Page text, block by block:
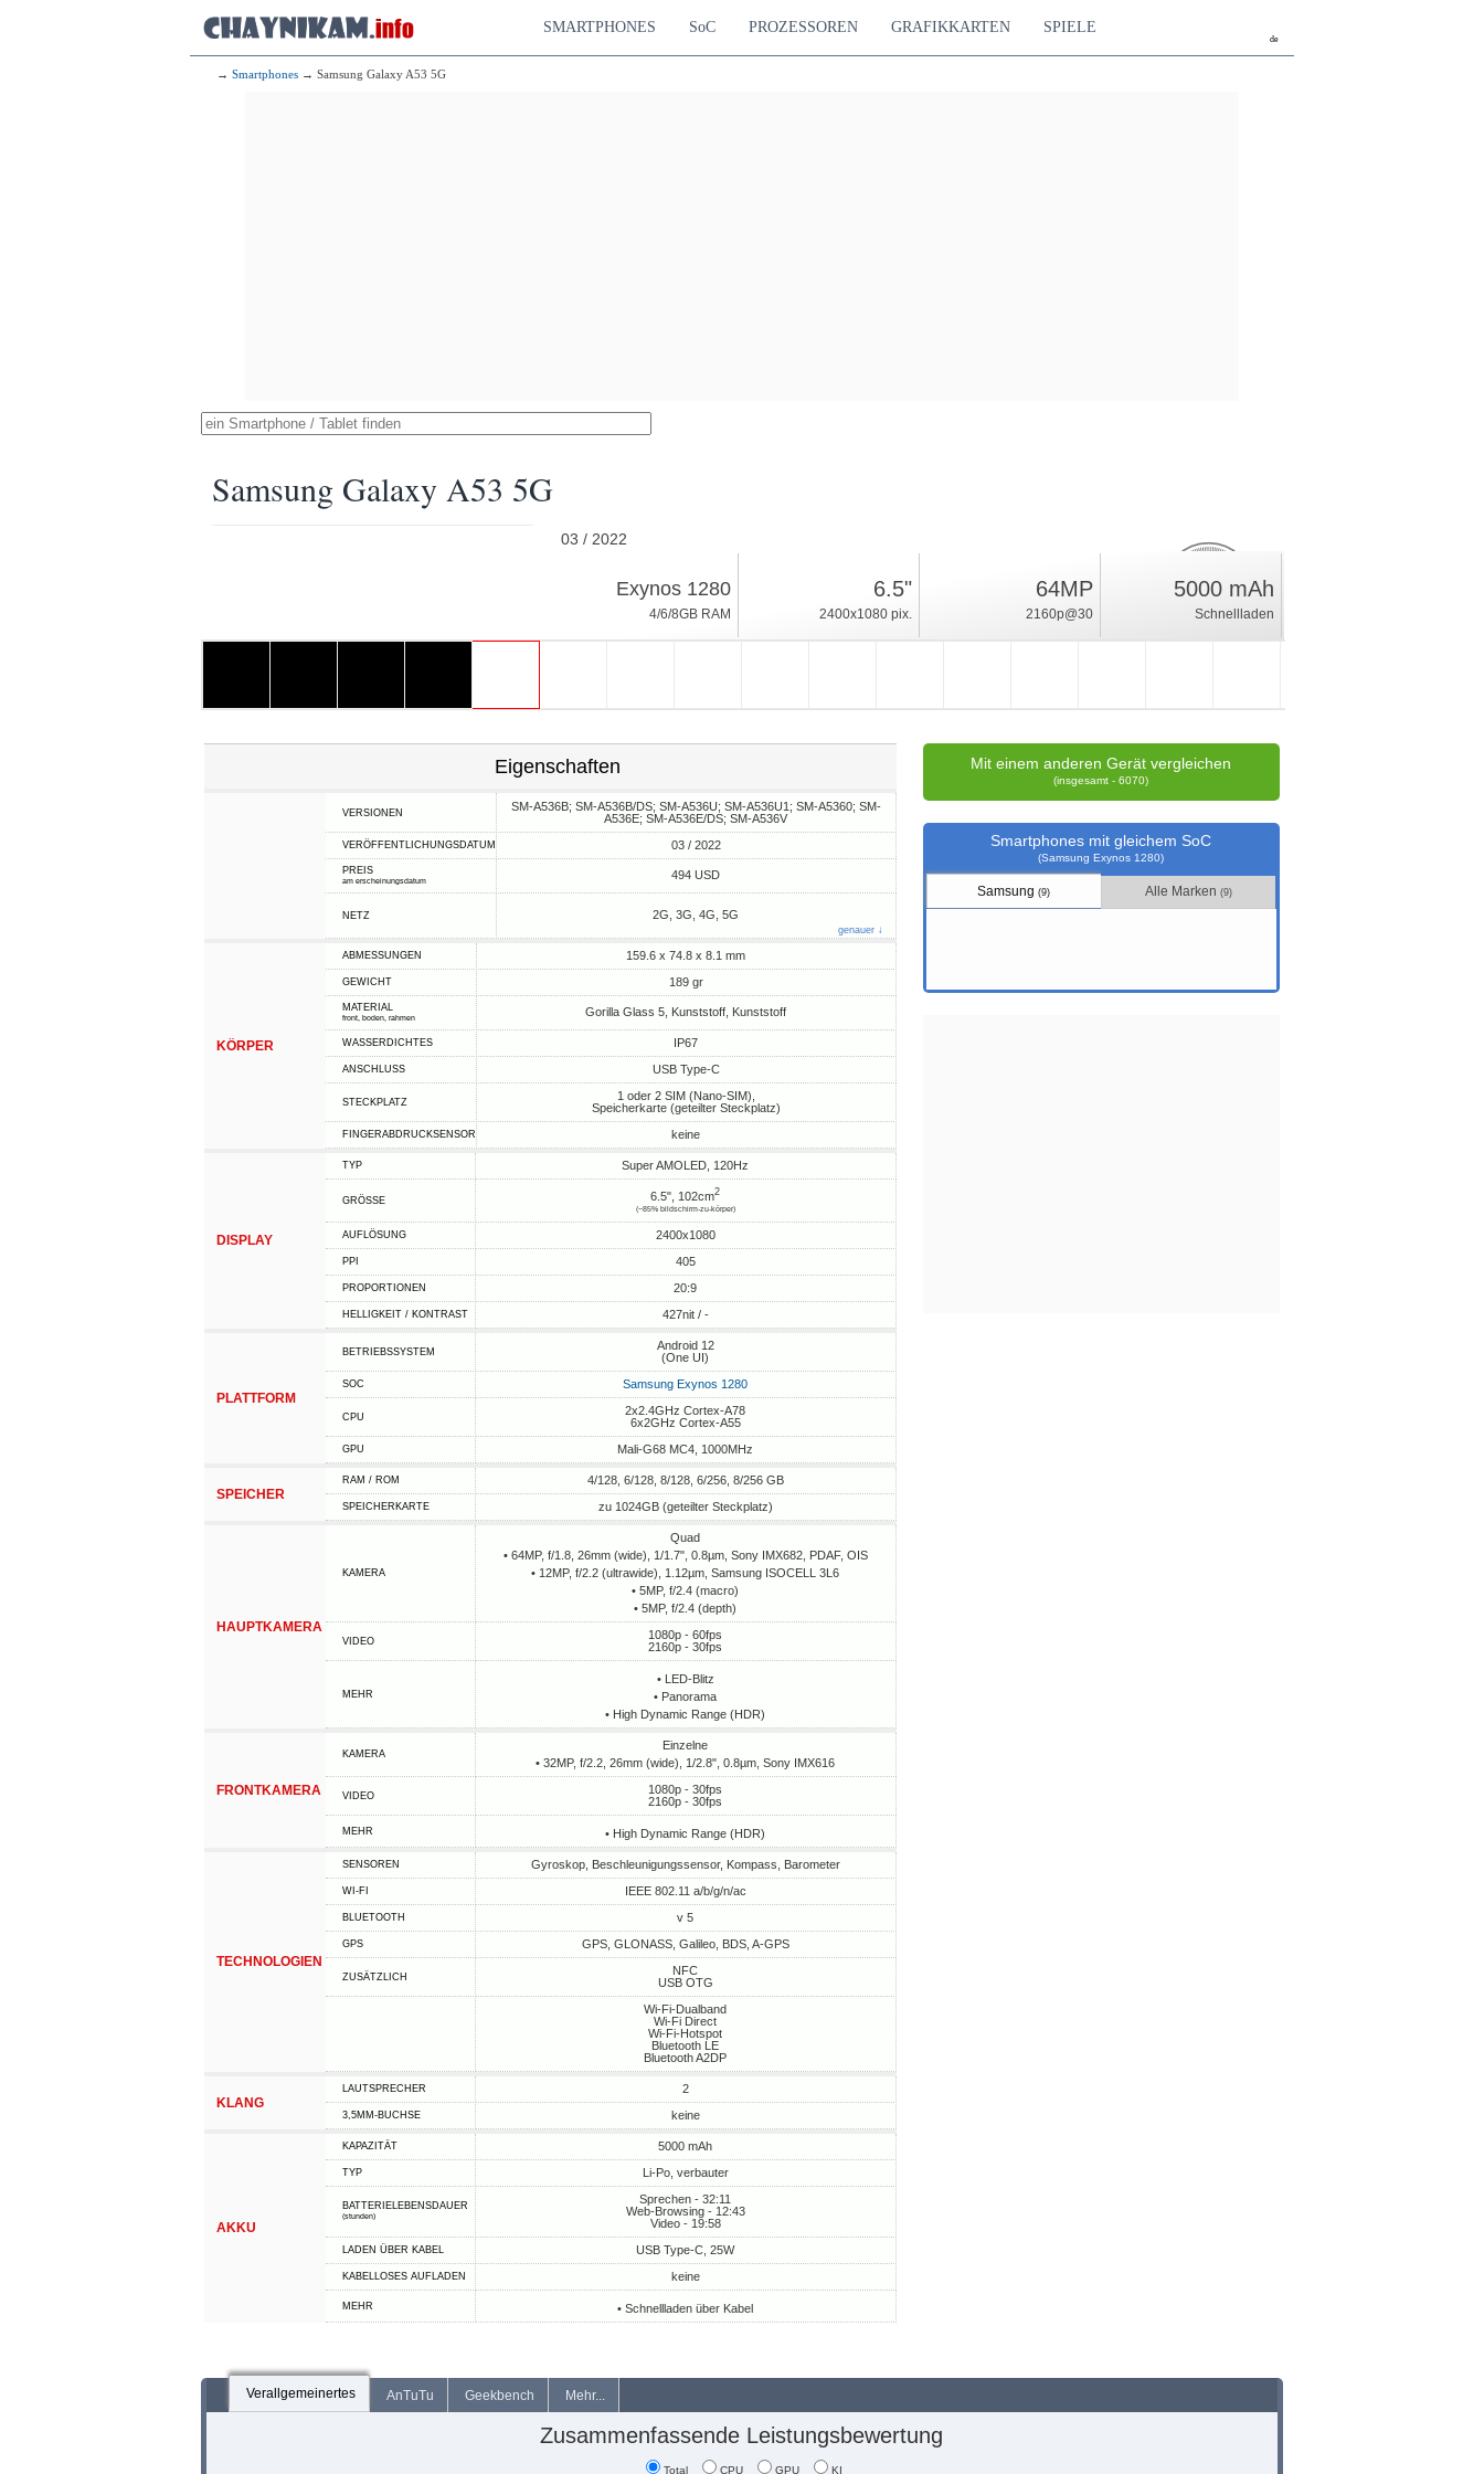
de
SMARTPHONES SoC PROZESSOREN GRAFIKKARTEN SPIELE
→ Smartphones → Samsung Galaxy A53 5G
Samsung Galaxy A53 5G
03 / 2022
Android 12, One UI
15.9
Wertung
Exynos 1280
4/6/8GB RAM
6.5"
2400x1080 pix.
64MP
2160p@30
5000 mAh
Schnellladen
Eigenschaften
VERSIONEN
SM-A536B; SM-A536B/DS; SM-A536U; SM-A536U1; SM-A5360; SM-
A536E; SM-A536E/DS; SM-A536V
VERÖFFENTLICHUNGSDATUM 03 / 2022
PREIS
am erscheinungsdatum 494 USD
NETZ 2G, 3G, 4G, 5G
genauer ↓
KÖRPER
ABMESSUNGEN 159.6 x 74.8 x 8.1 mm
GEWICHT 189 gr
MATERIAL
front, boden, rahmen Gorilla Glass 5, Kunststoff, Kunststoff
WASSERDICHTES IP67
ANSCHLUSS USB Type-C
STECKPLATZ
1 oder 2 SIM (Nano-SIM),
Speicherkarte (geteilter Steckplatz)
FINGERABDRUCKSENSOR keine
DISPLAY
TYP Super AMOLED, 120Hz
GRÖSSE 6.5", 102cm2
(~85% bildschirm-zu-körper)
AUFLÖSUNG 2400x1080
PPI 405
PROPORTIONEN 20:9
HELLIGKEIT / KONTRAST 427nit / -
PLATTFORM
BETRIEBSSYSTEM
Android 12
(One UI)
SOC Samsung Exynos 1280
CPU
2x2.4GHz Cortex-A78
6x2GHz Cortex-A55
GPU Mali-G68 MC4, 1000MHz
SPEICHER
RAM / ROM 4/128, 6/128, 8/128, 6/256, 8/256 GB
SPEICHERKARTE zu 1024GB (geteilter Steckplatz)
HAUPTKAMERA
KAMERA
Quad
• 64MP, f/1.8, 26mm (wide), 1/1.7", 0.8µm, Sony IMX682, PDAF, OIS
• 12MP, f/2.2 (ultrawide), 1.12µm, Samsung ISOCELL 3L6
• 5MP, f/2.4 (macro)
• 5MP, f/2.4 (depth)
VIDEO
1080p - 60fps
2160p - 30fps
MEHR
• LED-Blitz
• Panorama
• High Dynamic Range (HDR)
FRONTKAMERA
KAMERA
Einzelne
• 32MP, f/2.2, 26mm (wide), 1/2.8", 0.8µm, Sony IMX616
VIDEO
1080p - 30fps
2160p - 30fps
MEHR • High Dynamic Range (HDR)
TECHNOLOGIEN
SENSOREN Gyroskop, Beschleunigungssensor, Kompass, Barometer
WI-FI IEEE 802.11 a/b/g/n/ac
BLUETOOTH v 5
GPS GPS, GLONASS, Galileo, BDS, A-GPS
ZUSÄTZLICH
NFC
USB OTG
Wi-Fi-Dualband
Wi-Fi Direct
Wi-Fi-Hotspot
Bluetooth LE
Bluetooth A2DP
KLANG
LAUTSPRECHER 2
3,5MM-BUCHSE keine
AKKU
KAPAZITÄT 5000 mAh
TYP Li-Po, verbauter
BATTERIELEBENSDAUER
(stunden)
Sprechen - 32:11
Web-Browsing - 12:43
Video - 19:58
LADEN ÜBER KABEL USB Type-C, 25W
KABELLOSES AUFLADEN keine
MEHR • Schnellladen über Kabel
Mit einem anderen Gerät vergleichen
(insgesamt - 6070)
Smartphones mit gleichem SoC
(Samsung Exynos 1280)
Samsung(9) Alle Marken (9)
Verallgemeinertes AnTuTu Geekbench Mehr...
Zusammenfassende Leistungsbewertung
Total CPU GPU KI